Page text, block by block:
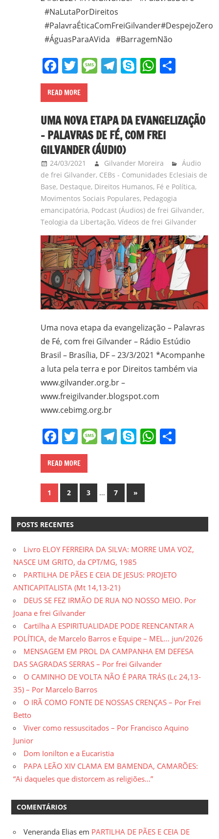
#NaLutaPorDireitos
#PalavraÉticaComFreiGilvander#DespejoZero
#ÁguasParaAVida #BarragemNão
Facebook
Twitter
Message
Telegram
SkypeShare
READ MORE
UMA NOVA ETAPA DA EVANGELIZAÇÃO
– PALAVRAS DE FÉ, COM FREI
GILVANDER (ÁUDIO)
24/03/2021 Gilvander Moreira
Áudio
de frei Gilvander, CEBs - Comunidades Eclesiais de
Base, Destaque, Direitos Humanos, Fé e Política,
Movimentos Sociais Populares, Pedagogia
emancipatória, Podcast (Áudios) de frei Gilvander,
Teologia da Libertação, Vídeos de frei Gilvander
Uma nova etapa da evangelização – Palavras
de Fé, com frei Gilvander – Rádio Estúdio
Brasil – Brasília, DF – 23/3/2021 *Acompanhe
a luta pela terra e por Direitos também via
www.gilvander.org.br –
www.freigilvander.blogspot.com
www.cebimg.org.br
Facebook
Twitter
Message
Telegram
SkypeShare
READ MORE
Paginação
posts
1 2 3 … 7
Next
Posts
»
POSTS RECENTES
Livro ELOY FERREIRA DA SILVA: MORRE UMA VOZ,
NASCE UM GRITO, da CPT/MG, 1985
PARTILHA DE PÃES E CEIA DE JESUS: PROJETO
ANTICAPITALISTA (Mt 14,13-21)
DEUS SE FEZ IRMÃO DE RUA NO NOSSO MEIO. Por
Joana e frei Gilvander
Cartilha A ESPIRITUALIDADE PODE REENCANTAR A
POLÍTICA, de Marcelo Barros e Equipe – MEL… jun/2026
MENSAGEM EM PROL DA CAMPANHA EM DEFESA
DAS SAGRADAS SERRAS – Por frei Gilvander
O CAMINHO DE VOLTA NÃO É PARA TRÁS (Lc 24,13-
35) – Por Marcelo Barros
O IRÃ COMO FONTE DE NOSSAS CRENÇAS – Por Frei
Betto
Viver como ressuscitados – Por Francisco Aquino
Junior
Dom Ionilton e a Eucaristia
PAPA LEÃO XIV CLAMA EM BAMENDA, CAMARÕES:
“Ai daqueles que distorcem as religiões…”
COMENTÁRIOS
Veneranda Elias em PARTILHA DE PÃES E CEIA DE